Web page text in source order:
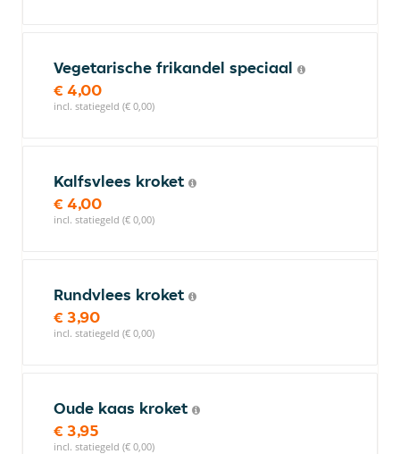
Vegetarische frikandel speciaal
€ 4,00
incl. statiegeld (€ 0,00)
Kalfsvlees kroket
€ 4,00
incl. statiegeld (€ 0,00)
Rundvlees kroket
€ 3,90
incl. statiegeld (€ 0,00)
Oude kaas kroket
€ 3,95
incl. statiegeld (€ 0,00)